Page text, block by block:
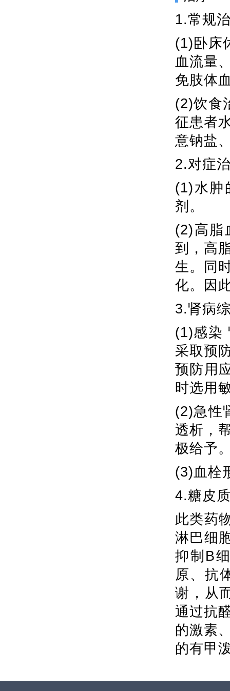
1.常规
(1)卧床
血流量
免肢体
(2)饮食
征患者
意钠盐
2.对症
(1)水肿
剂。
(2)高脂
到，高
生。同
化。因
3.肾病
(1)感染
采取预
预防用
时选用
(2)急性
透析，
极给予
(3)血栓
4.糖皮
此类药
淋巴细
抑制B
原、抗
谢，从
通过抗
的激素
的有甲